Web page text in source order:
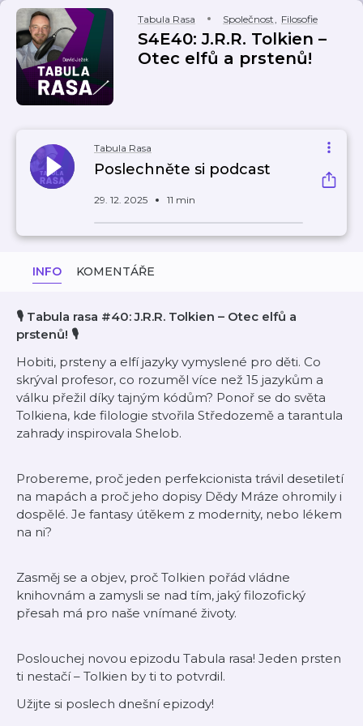
Tabula Rasa Společnost, Filosofie
S4E40: J.R.R. Tolkien –
Otec elfů a prstenů!
Tabula Rasa
Poslechněte si podcast
29. 12. 2025 11 min
INFO KOMENTÁŘE
🎙️ Tabula rasa #40: J.R.R. Tolkien – Otec elfů a
prstenů! 🎙️
Hobiti, prsteny a elfí jazyky vymyslené pro děti. Co
skrýval profesor, co rozuměl více než 15 jazykům a
válku přežil díky tajným kódům? Ponoř se do světa
Tolkiena, kde filologie stvořila Středozemě a tarantula
zahrady inspirovala Shelob.​
Probereme, proč jeden perfekcionista trávil desetiletí
na mapách a proč jeho dopisy Dědy Mráze ohromily i
dospělé. Je fantasy útěkem z modernity, nebo lékem
na ni?​
Zasměj se a objev, proč Tolkien pořád vládne
knihovnám a zamysli se nad tím, jaký filozofický
přesah má pro naše vnímané životy.
Poslouchej novou epizodu Tabula rasa! Jeden prsten
ti nestačí – Tolkien by ti to potvrdil.
Užijte si poslech dnešní epizody!